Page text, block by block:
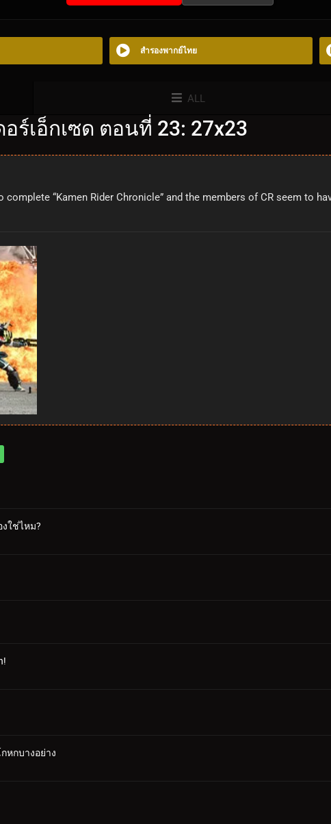
สำรองพากย์ไทย
ALL
ร์เอ็กเซด ตอนที่ 23: 27x23
“Kamen Rider Chronicle” and the members of CR seem to
ใช่ไหม?
หกบางอย่าง